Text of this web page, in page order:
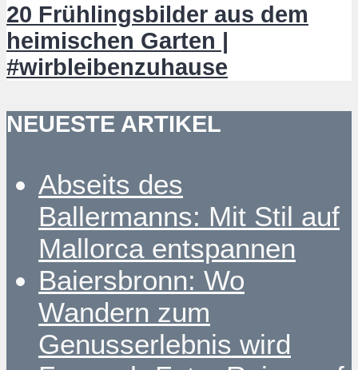
20 Frühlingsbilder aus dem
heimischen Garten |
#wirbleibenzuhause
NEUESTE ARTIKEL
Abseits des
Ballermanns: Mit Stil auf
Mallorca entspannen
Baiersbronn: Wo
Wandern zum
Genusserlebnis wird